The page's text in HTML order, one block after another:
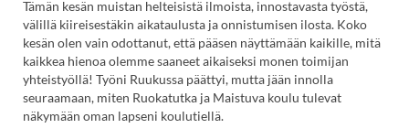
Tämän kesän muistan helteisistä ilmoista, innostavasta työstä,
välillä kiireisestäkin aikataulusta ja onnistumisen ilosta. Koko
kesän olen vain odottanut, että pääsen näyttämään kaikille, mitä
kaikkea hienoa olemme saaneet aikaiseksi monen toimijan
yhteistyöllä! Työni Ruukussa päättyi, mutta jään innolla
seuraamaan, miten Ruokatutka ja Maistuva koulu tulevat
näkymään oman lapseni koulutiellä.